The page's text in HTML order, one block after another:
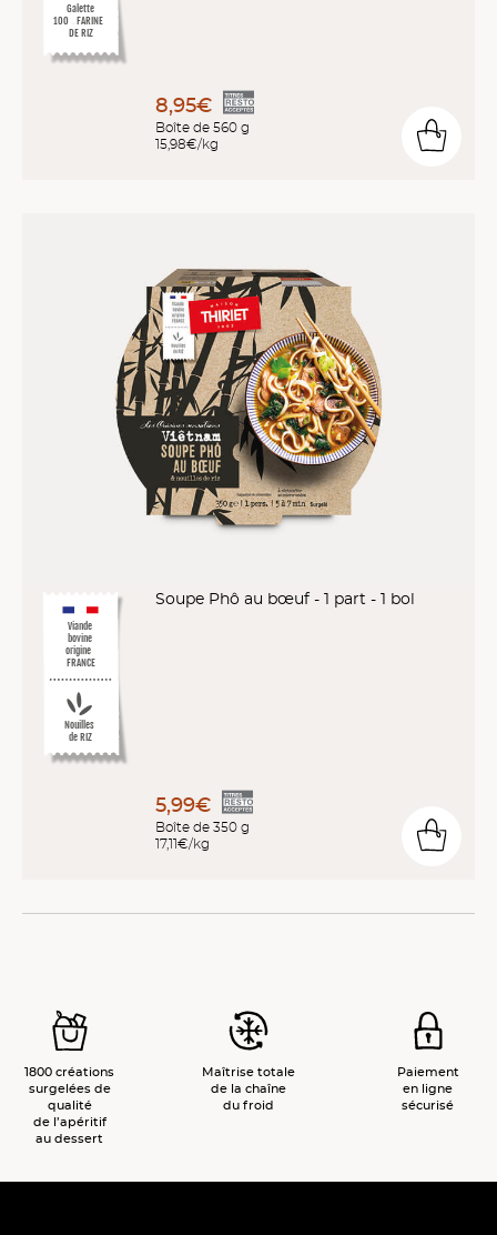
Galette
100
FARINE
DE RIZ
8,95€
Boîte de 560 g
15,98€/kg
Viande
bovine
origine
FRANCE
Nouilles
de RIZ
Soupe Phô au bœuf - 1 part - 1 bol
5,99€
Boîte de 350 g
17,11€/kg
1800 créations
surgelées de
qualité
de l’apéritif
au dessert
Maîtrise totale
de la chaîne
du froid
Paiement
en ligne
sécurisé